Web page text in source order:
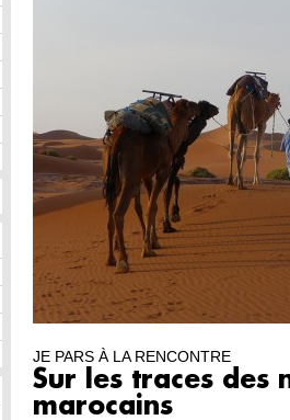
JE PARS À LA RENCONTRE
Sur les traces des
marocains